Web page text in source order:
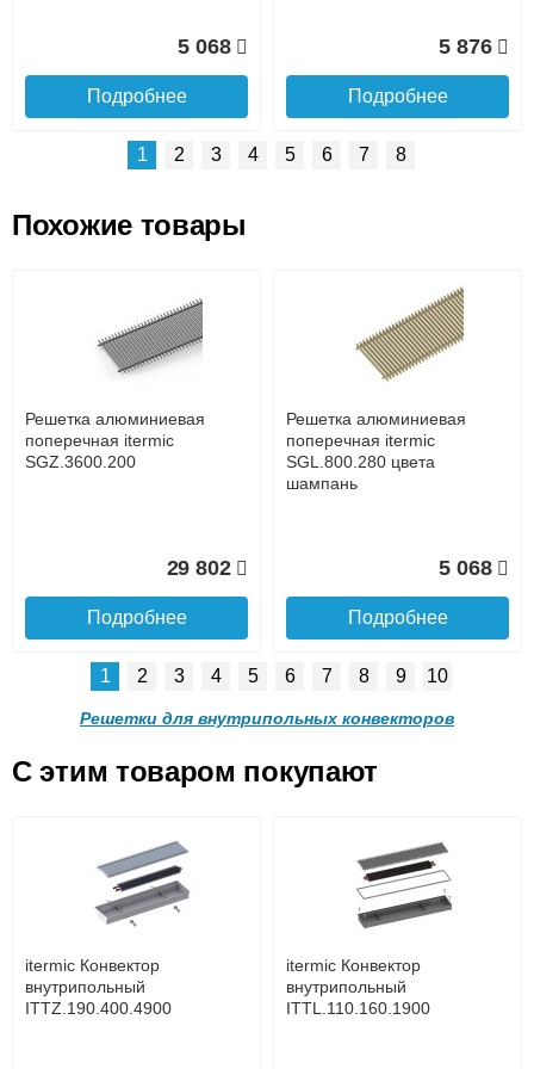
до подъезда
Подробнее о доставке
5 068
Подробнее
5 876
Подробнее
поперечная itermic
SGL.800.400 цвета
Решетка алюминиевая
поперечная itermic
SGL.900.160 цвета
шампань
Подробнее
Решетка алюминиевая
поперечная itermic
SGL.900.220 цвета
4 910
Подробнее
Решетка алюминиевая
SGL.900.280 цвета
5 702
Подробнее
1 2 3 4 5 6 7 8
Похожие товары
Решетка алюминиевая
поперечная itermic
SGZ.3600.200
29 802
Подробнее
Решетка алюминиевая
поперечная itermic
SGL.800.280 цвета
шампань
5 068
Подробнее
SGL.800.340 цвета
Подробнее
SGL.800.400 цвета
Подробнее
1 2 3 4 5 6 7 8 9 10
Решетки для внутрипольных конвекторов
C этим товаром покупают
itermic Конвектор
внутрипольный
ITTZ.190.400.4900
itermic Конвектор
внутрипольный
ITTL.110.160.1900